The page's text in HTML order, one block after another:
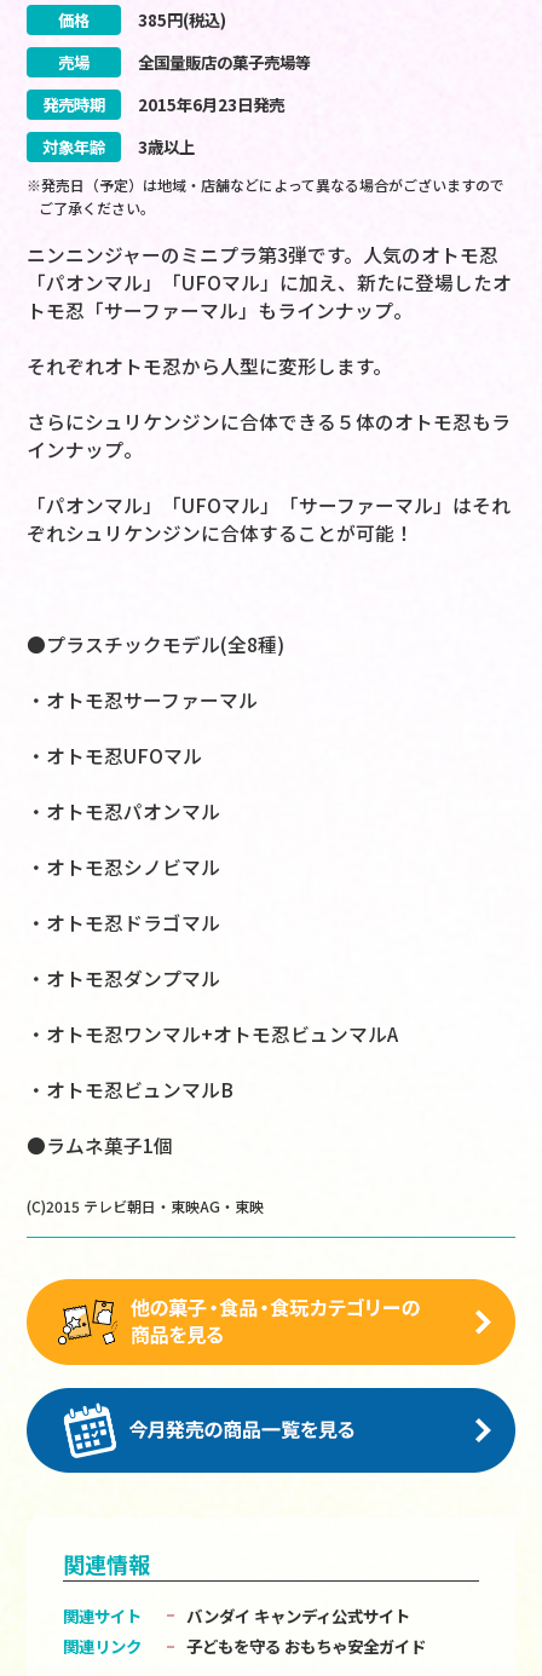
価格 385円(税込)
売場
全国量販店の菓子売場等
発売時期
2015年6月23日発売
対象年齢
3歳以上
※発売日（予定）は地域・店舗などによって異なる場合がございますので
ご了承ください。
ニンニンジャーのミニプラ第3弾です。人気のオトモ忍
「パオンマル」「UFOマル」に加え、新たに登場したオ
トモ忍「サーファーマル」もラインナップ。
それぞれオトモ忍から人型に変形します。
さらにシュリケンジンに合体できる５体のオトモ忍もラ
インナップ。
「パオンマル」「UFOマル」「サーファーマル」はそれ
ぞれシュリケンジンに合体することが可能！
●プラスチックモデル(全8種)
・オトモ忍サーファーマル
・オトモ忍UFOマル
・オトモ忍パオンマル
・オトモ忍シノビマル
・オトモ忍ドラゴマル
・オトモ忍ダンプマル
・オトモ忍ワンマル+オトモ忍ビュンマルA
・オトモ忍ビュンマルB
●ラムネ菓子1個
(C)2015 テレビ朝日・東映AG・東映
関連情報
関連サイト
バンダイ キャンディ公式サイト
関連リンク
子どもを守る おもちゃ安全ガイド